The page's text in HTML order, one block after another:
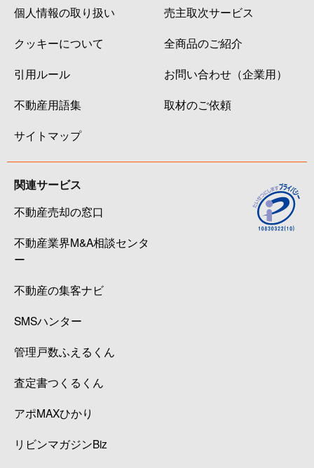
個人情報の取り扱い
クッキーについて
引用ルール
不動産用語集
サイトマップ
売主取次サービス
全商品のご紹介
お問い合わせ（企業用）
取材のご依頼
関連サービス
不動産売却の窓口
不動産業界M&A相談センタ
ー
不動産の集客ナビ
SMSハンター
管理戸数ふえるくん
査定書つくるくん
アポMAXひかり
リビンマガジンBiz